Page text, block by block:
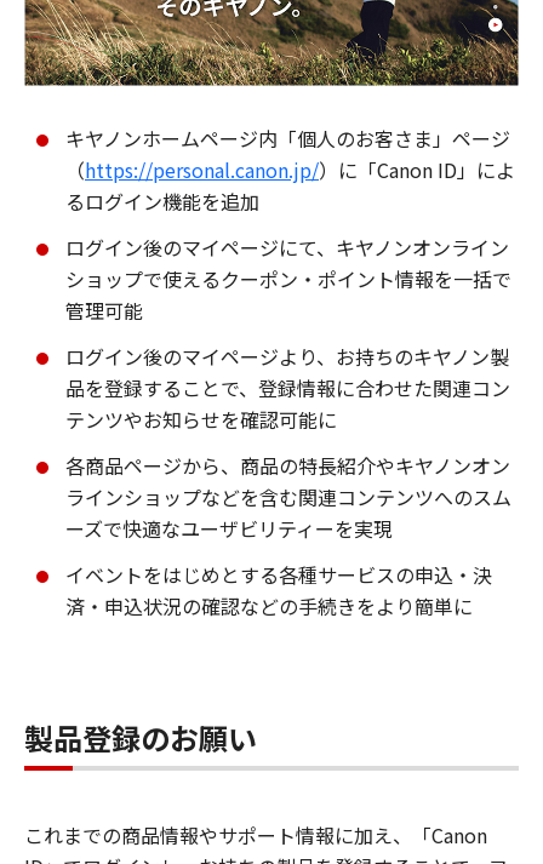
キヤノンホームページ内「個人のお客さま」ページ
（https://personal.canon.jp/）に「Canon ID」によ
るログイン機能を追加
ログイン後のマイページにて、キヤノンオンライン
ショップで使えるクーポン・ポイント情報を一括で
管理可能
ログイン後のマイページより、お持ちのキヤノン製
品を登録することで、登録情報に合わせた関連コン
テンツやお知らせを確認可能に
各商品ページから、商品の特長紹介やキヤノンオン
ラインショップなどを含む関連コンテンツへのスム
ーズで快適なユーザビリティーを実現
イベントをはじめとする各種サービスの申込・決
済・申込状況の確認などの手続きをより簡単に
製品登録のお願い
これまでの商品情報やサポート情報に加え、「Canon